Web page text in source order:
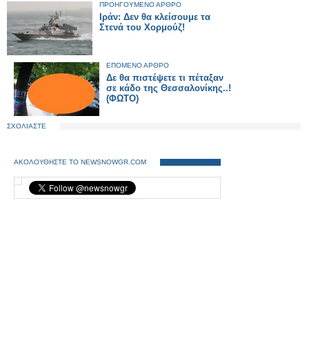
ΠΡΟΗΓΟΥΜΕΝΟ ΑΡΘΡΟ
Ιράν: Δεν θα κλείσουμε τα
Στενά του Χορμούζ!
ΕΠΟΜΕΝΟ ΑΡΘΡΟ
Δε θα πιστέψετε τι πέταξαν
σε κάδο της Θεσσαλονίκης..!
(ΦΩΤΟ)
ΣΧΟΛΙΑΣΤΕ
ΑΚΟΛΟΥΘΗΣΤΕ ΤΟ NEWSNOWGR.COM